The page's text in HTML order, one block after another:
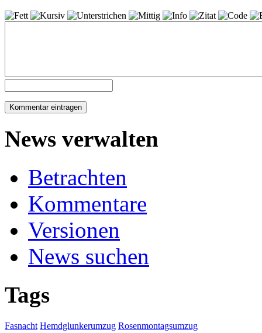
News verwalten
Betrachten
Kommentare
Versionen
News suchen
Tags
Fasnacht Hemdglunkerumzug Rosenmontagsumzug